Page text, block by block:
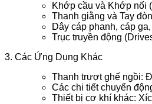
Khớp cầu và Khớp nối
Thanh giằng và Tay
Dây cáp phanh, cáp
Trục truyền động
3. Các Ứng Dụng Khác
Thanh trượt ghế ngồi:
Các chi tiết chuyển
Thiết bị cơ khí khác: